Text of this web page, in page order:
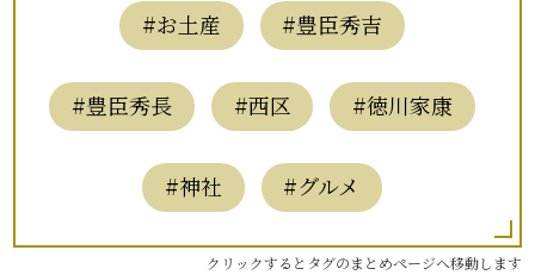
#お土産 #豊臣秀吉
#豊臣秀長 #西区 #徳川家康
#神社 #グルメ
クリックするとタグのまとめページへ移動します